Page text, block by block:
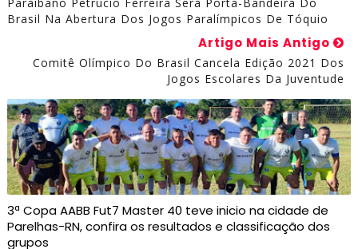
Brasil Na Abertura Dos Jogos Paralímpicos De Tóquio
Artigo Mais Antigo
Comitê Olímpico Do Brasil Cancela Edição 2021 Dos
Jogos Escolares Da Juventude
3ª Copa AABB Fut7 Master 40 teve inicio na cidade de
Parelhas-RN, confira os resultados e classificação dos
grupos